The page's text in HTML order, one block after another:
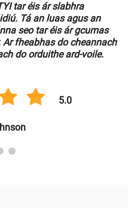
tar éis ár slabhra
Tá an luas agus an
seo tar éis ár gcumas
fheabhas do cheannach
do orduithe ard-voile.
5.0